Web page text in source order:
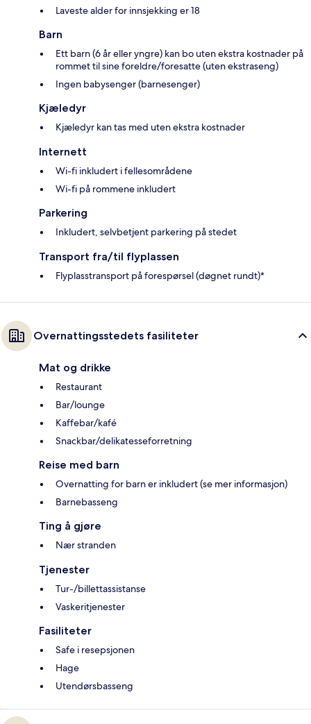
Laveste alder for innsjekking er 18
Barn
Ett barn (6 år eller yngre) kan bo uten ekstra kostnader på
rommet til sine foreldre/foresatte (uten ekstraseng)
Ingen babysenger (barnesenger)
Kjæledyr
Kjæledyr kan tas med uten ekstra kostnader
Internett
Wi-fi inkludert i fellesområdene
Wi-fi på rommene inkludert
Parkering
Inkludert, selvbetjent parkering på stedet
Transport fra/til flyplassen
Flyplasstransport på forespørsel (døgnet rundt)*
Overnattingsstedets fasiliteter
Mat og drikke
Restaurant
Bar/lounge
Kaffebar/kafé
Snackbar/delikatesseforretning
Reise med barn
Overnatting for barn er inkludert (se mer informasjon)
Barnebasseng
Ting å gjøre
Nær stranden
Tjenester
Tur-/billettassistanse
Vaskeritjenester
Fasiliteter
Safe i resepsjonen
Hage
Utendørsbasseng